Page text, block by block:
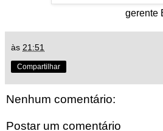
gerente
às 21:51
Compartilhar
Nenhum comentário:
Postar um comentário